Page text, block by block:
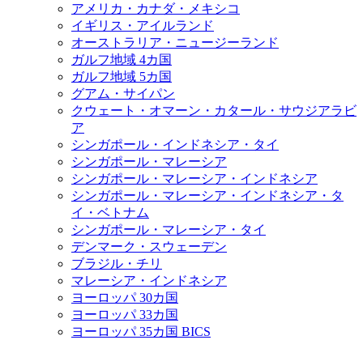
アメリカ・カナダ・メキシコ
イギリス・アイルランド
オーストラリア・ニュージーランド
ガルフ地域 4カ国
ガルフ地域 5カ国
グアム・サイパン
クウェート・オマーン・カタール・サウジアラビ
ア
シンガポール・インドネシア・タイ
シンガポール・マレーシア
シンガポール・マレーシア・インドネシア
シンガポール・マレーシア・インドネシア・タ
イ・ベトナム
シンガポール・マレーシア・タイ
デンマーク・スウェーデン
ブラジル・チリ
マレーシア・インドネシア
ヨーロッパ 30カ国
ヨーロッパ 33カ国
ヨーロッパ 35カ国 BICS